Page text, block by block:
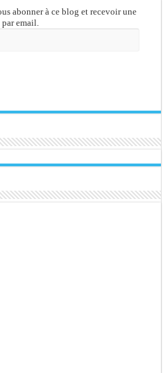
abonner à ce blog et recevoir une
email.